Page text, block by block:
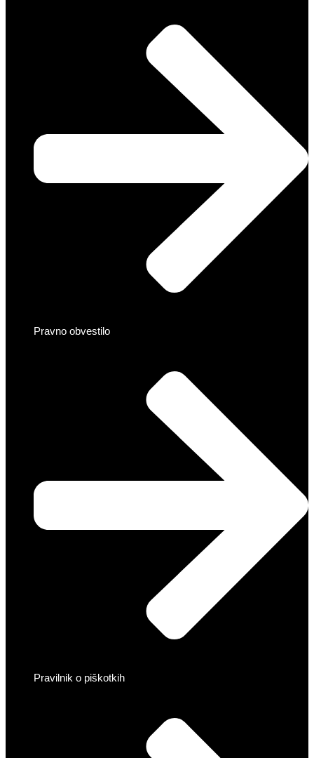
Pravno obvestilo
Pravilnik o piškotkih